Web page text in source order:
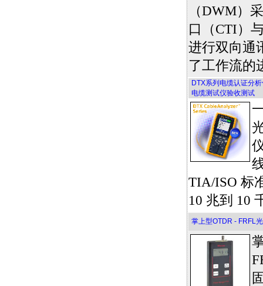
（DWM）
口（CTI）
进行双向通
了工作流的
DTX系列电缆认证分
电缆测试仪验收测试
TIA/ISO 标
10 兆到 10
掌上型OTDR - FRFL